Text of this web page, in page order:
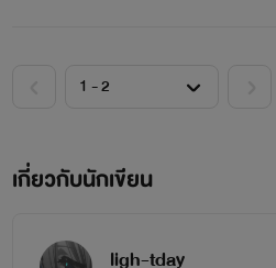
รูปหน้าเพจค่ะ หาได้ง่ายๆ
เกี่ยวกับนักเขียน
ligh-tday